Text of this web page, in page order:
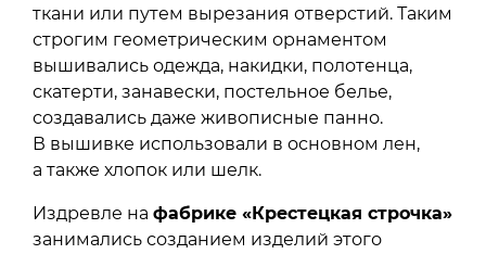
ткани или путем вырезания отверстий. Таким
строгим геометрическим орнаментом
вышивались одежда, накидки, полотенца,
скатерти, занавески, постельное белье,
создавались даже живописные панно.
В вышивке использовали в основном лен,
а также хлопок или шелк.
Издревле на фабрике «Крестецкая строчка»
занимались созданием изделий этого